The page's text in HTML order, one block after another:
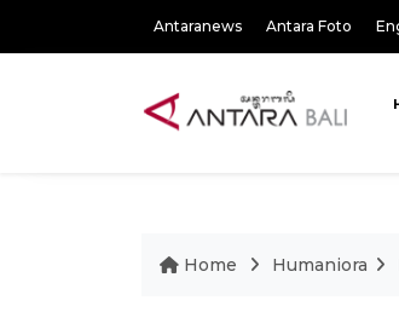
Antaranews Antara Foto
Home Humaniora